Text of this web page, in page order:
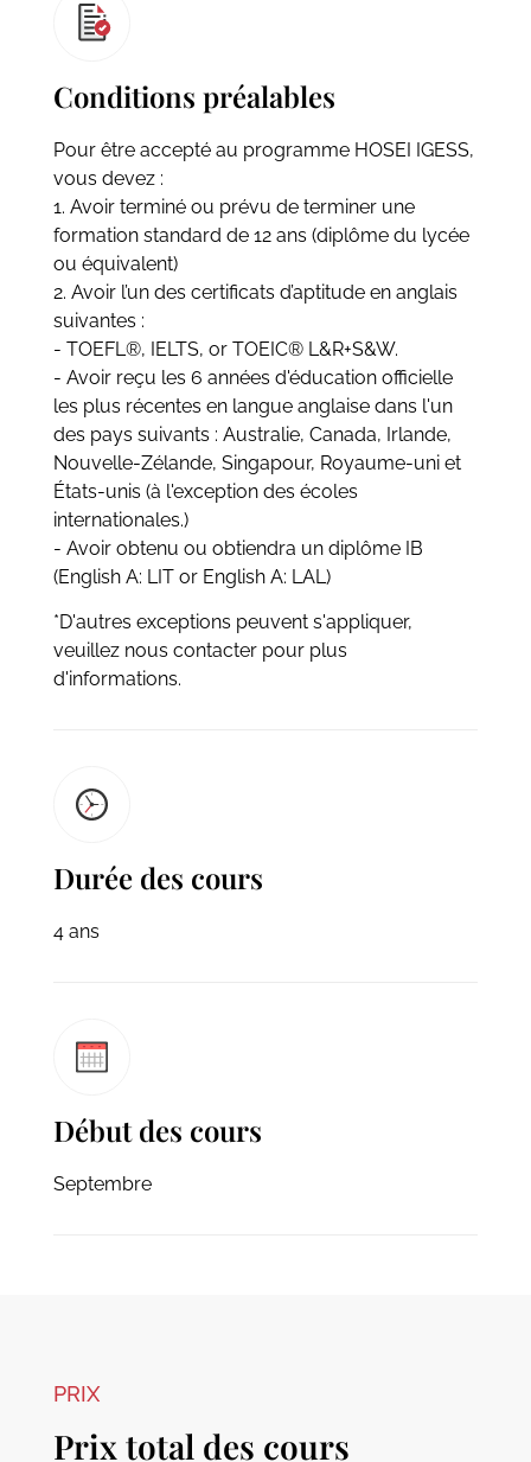
Conditions préalables
Pour être accepté au programme HOSEI IGESS,
vous devez :
1. Avoir terminé ou prévu de terminer une
formation standard de 12 ans (diplôme du lycée
ou équivalent)
2. Avoir l’un des certificats d’aptitude en anglais
suivantes :
- TOEFL®, IELTS, or TOEIC® L&R+S&W.
- Avoir reçu les 6 années d'éducation officielle
les plus récentes en langue anglaise dans l'un
des pays suivants : Australie, Canada, Irlande,
Nouvelle-Zélande, Singapour, Royaume-uni et
États-unis (à l'exception des écoles
internationales.)
- Avoir obtenu ou obtiendra un diplôme IB
(English A: LIT or English A: LAL)
*D'autres exceptions peuvent s'appliquer,
veuillez nous contacter pour plus
d'informations.
Durée des cours
4 ans
Début des cours
Septembre
PRIX
Prix total des cours